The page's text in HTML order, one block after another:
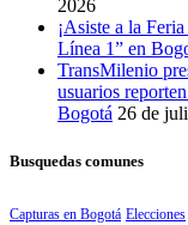
2026
¡Asiste a la
Línea 1” en
TransMilenio
usuarios
Bogotá 26 de
Busquedas comunes
Capturas en Bogotá Elecciones